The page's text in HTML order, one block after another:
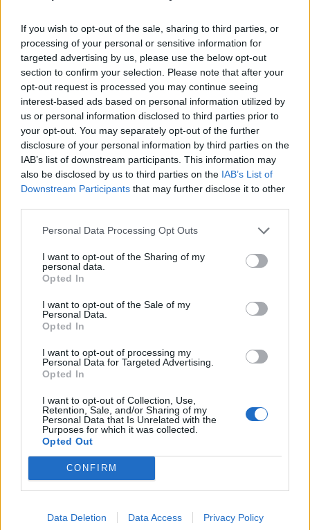
If you wish to opt-out of the sale, sharing to third parties, or
processing of your personal or sensitive information for
targeted advertising by us, please use the below opt-out
section to confirm your selection. Please note that after your
opt-out request is processed you may continue seeing
interest-based ads based on personal information utilized by
us or personal information disclosed to third parties prior to
your opt-out. You may separately opt-out of the further
disclosure of your personal information by third parties on the
IAB’s list of downstream participants. This information may
also be disclosed by us to third parties on the IAB’s List of
Downstream Participants that may further disclose it to other
Personal Data Processing Opt Outs
I want to opt-out of the Sharing of my
personal data.
Opted In
I want to opt-out of the Sale of my
Personal Data.
Opted In
I want to opt-out of processing my
Personal Data for Targeted Advertising.
Opted In
I want to opt-out of Collection, Use,
Retention, Sale, and/or Sharing of my
Personal Data that Is Unrelated with the
Purposes for which it was collected.
Opted Out
CONFIRM
Data Deletion Data Access Privacy Policy
In evidenza